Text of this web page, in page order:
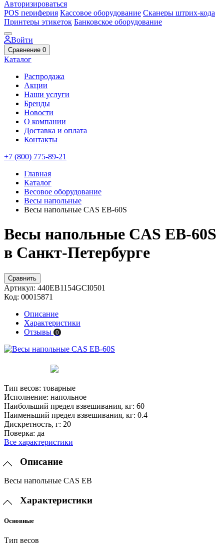
Авторизироваться
POS периферия Кассовое оборудование Сканеры штрих-кода
Принтеры этикеток Банковское оборудование
Войти
Сравнение 0
Каталог
Распродажа
Акции
Наши услуги
Бренды
Новости
О компании
Доставка и оплата
Контакты
+7 (800) 775-89-21
Главная
Каталог
Весовое оборудование
Весы напольные
Весы напольные CAS EB-60S
Весы напольные CAS EB-60S
в Санкт-Петербурге
Сравнить
Артикул: 440EB1154GCI0501
Код: 00015871
Описание
Характеристики
Отзывы 0
Тип весов: товарные
Исполнение: напольное
Наибольший предел взвешивания, кг: 60
Наименьший предел взвешивания, кг: 0.4
Дискретность, г: 20
Поверка: да
Все характеристики
Описание
Весы напольные CAS EB
Характеристики
Основные
Тип весов